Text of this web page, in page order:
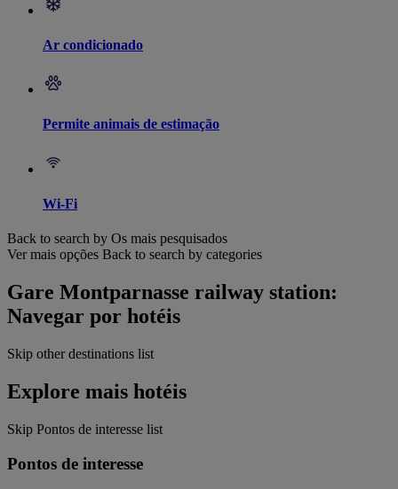
Ar condicionado
Permite animais de estimação
Wi-Fi
Back to search by Os mais pesquisados
Ver mais opções Back to search by categories
Gare Montparnasse railway station:
Navegar por hotéis
Skip other destinations list
Explore mais hotéis
Skip Pontos de interesse list
Pontos de interesse